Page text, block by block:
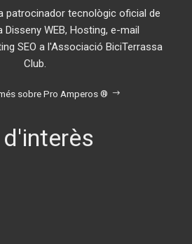
patrocinador tecnològic oficial de
Disseny WEB, Hosting, e-mail
SEO a l'Associació BiciTerrassa
Club.
sobre Pro Amperos ®